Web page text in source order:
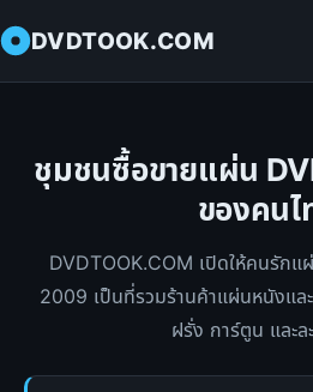
DVDTOOK.COM
ชุมชนซื้อขายแผ่น
ของคนไ
DVDTOOK.COM เปิดให้คนรัก
2009 เป็นที่รวมร้านค้าแผ่นหนังแ
ฝรั่ง การ์ตูน และล